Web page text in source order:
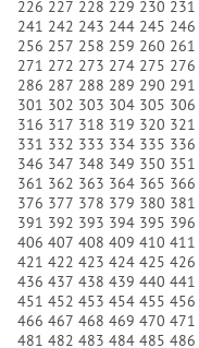
226 227 228 229 230 231
241 242 243 244 245 246
256 257 258 259 260 261
271 272 273 274 275 276
286 287 288 289 290 291
301 302 303 304 305 306
316 317 318 319 320 321
331 332 333 334 335 336
346 347 348 349 350 351
361 362 363 364 365 366
376 377 378 379 380 381
391 392 393 394 395 396
406 407 408 409 410 411
421 422 423 424 425 426
436 437 438 439 440 441
451 452 453 454 455 456
466 467 468 469 470 471
481 482 483 484 485 486